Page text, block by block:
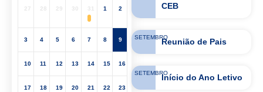
1 2
3 4 5 6 7 8 9
10 11 12 13 14 15 16
17 18 19 20 21 22 23
CEB
SETEMBROReunião de Pais
SETEMBROInício do Ano Letivo